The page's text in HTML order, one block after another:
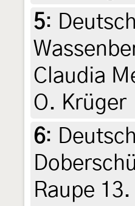
5:
Claudia
O. Krüger
6:
Raupe